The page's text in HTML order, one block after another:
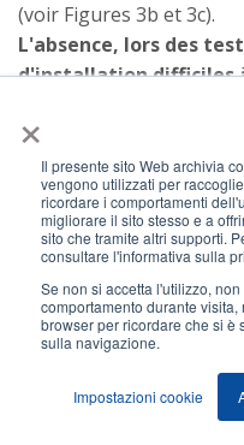
×
Il presente sito Web archivia
vengono utilizzati per
ricordare i comportamenti
migliorare il sito stesso e a
sito che tramite altri supporti.
consultare l'informativa sulla
Se non si accetta l'utilizzo,
comportamento durante
browser per ricordare che si è
sulla navigazione.
Impostazioni cookie
(voir Figures 3b et 3c).
L'absence, lors des
d'installation difficiles
conformité des
. Et les efforts de
Systems ces dernières
Il est important que le
l'incendie, qui n'est pas
valider une modification
analyse de manière
en tenant compte de
présentes sur les